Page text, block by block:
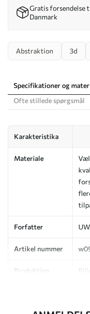
Gratis forsendelse
Danmark
Abstraktion 3d
Specifikationer og
Ofte stillede spørgsmål
Karakteristika
Materiale
Forfatter
Artikel nummer
Produktion